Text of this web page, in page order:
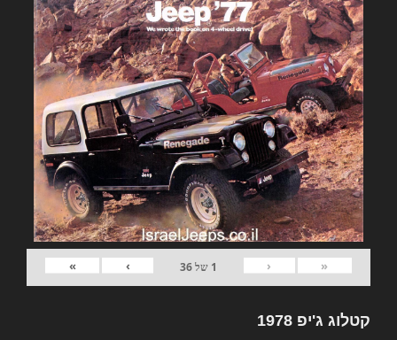
«
‹
1 של36
›
»
קטלוג ג'יפ 1978